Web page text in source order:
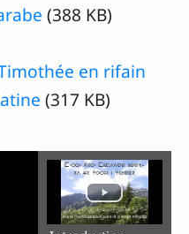
(388 KB)
en rifain
(317 KB)